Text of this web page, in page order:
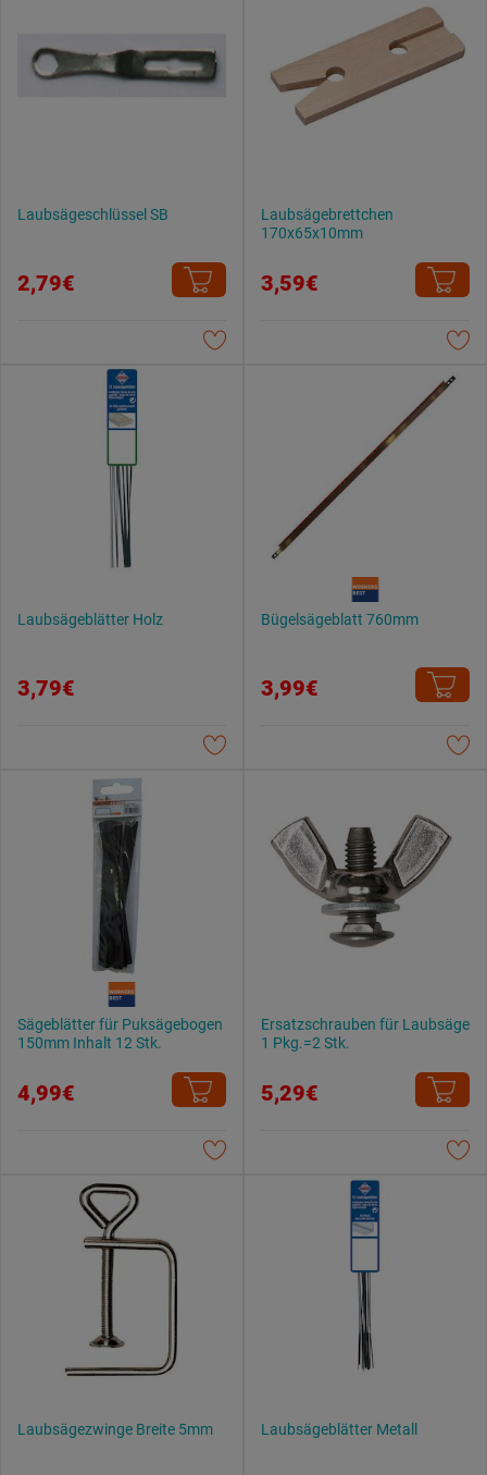
Laubsägeschlüssel SB
2,79€
Laubsägebrettchen
170x65x10mm
3,59€
Laubsägeblätter Holz
3,79€
Bügelsägeblatt 760mm
3,99€
Sägeblätter für Puksägebogen
150mm Inhalt 12 Stk.
4,99€
Ersatzschrauben für Laubsäge
1 Pkg.=2 Stk.
5,29€
Laubsägezwinge Breite 5mm Laubsägeblätter Metall